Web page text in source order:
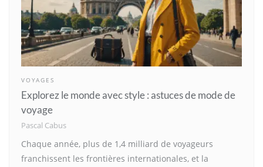
VOYAGES
Explorez le monde avec style : astuces de mode de
voyage
Pascal Cabus
Chaque année, plus de 1,4 milliard de voyageurs
franchissent les frontières internationales, et la